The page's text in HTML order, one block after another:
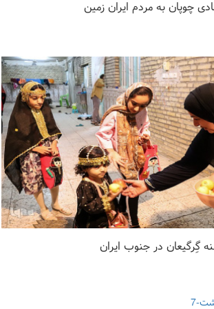
چوپان به مردم ایران زمین
در جنوب ایران